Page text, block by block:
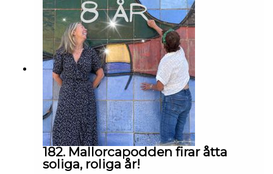
om Mallorca.
182. Mallorcapodden firar åtta
soliga, roliga år!